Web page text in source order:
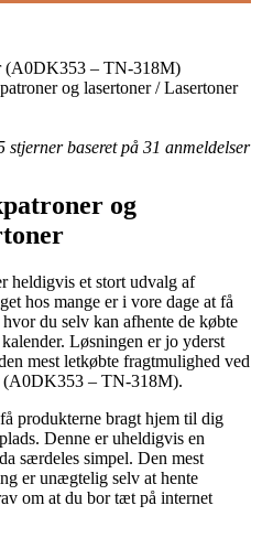
(A0DK353 – TN-318M)
og lasertoner / Lasertoner
stjerner baseret på 31 anmeldelser
og
heldigvis et stort udvalg af
hos mange er i vore dage at få
du selv kan afhente de købte
Løsningen er jo yderst
mest letkøbte fragtmulighed ved
(A0DK353 – TN-318M).
produkterne bragt hjem til dig
Denne er uheldigvis en
særdeles simpel. Den mest
er unægtelig selv at hente
om at du bor tæt på internet